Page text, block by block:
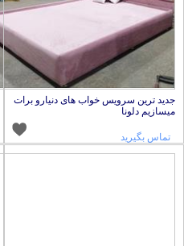
جدید ترین سرویس خواب های دنیارو برات
میسازیم دلونا
تماس بگیرید